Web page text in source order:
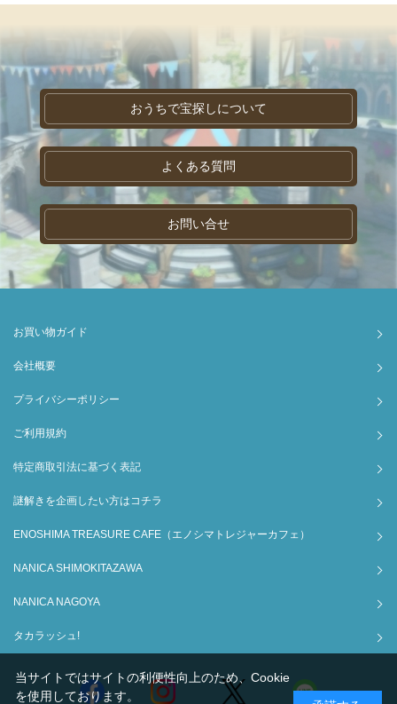
おうちで宝探しについて
よくある質問
お問い合せ
お買い物ガイド
会社概要
プライバシーポリシー
ご利用規約
特定商取引法に基づく表記
謎解きを企画したい方はコチラ
ENOSHIMA TREASURE CAFE（エノシマトレジャーカフェ）
NANICA SHIMOKITAZAWA
NANICA NAGOYA
タカラッシュ!
当サイトではサイトの利便性向上のため、Cookie
を使用しております。